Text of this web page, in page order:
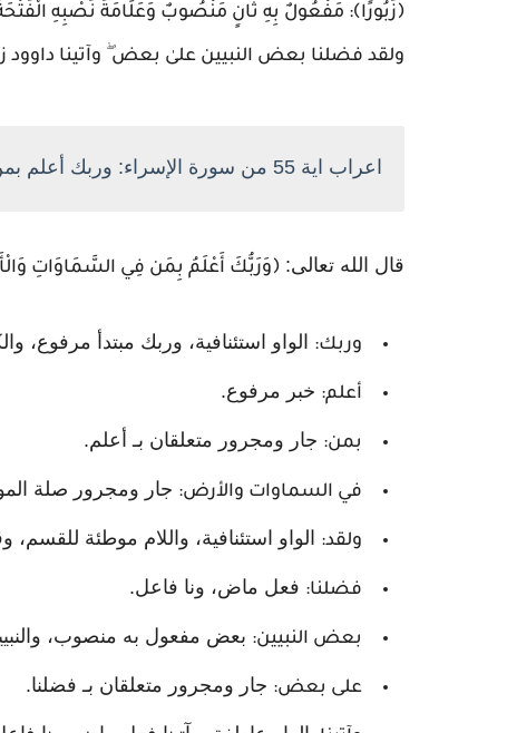
﴿زَبُورًا﴾: مَفْعُولٌ بِهِ ثَانٍ مَنْصُوبٌ وَعَلَامَةُ نَصْبِهِ
ولقد فضلنا بعض النبيين علىٰ بعض ۖ وآتينا داوود زبورا (55) سورة
اعراب اية 55 من سورة الإسراء: وربك أعلم بمن في السماوات والأرض - اعراب مختصر
قال الله تعالى: ﴿وَرَبُّكَ أَعْلَمُ بِمَن فِي السَّمَاوَاتِ
وربك: الواو استئنافية، وربك مبتدأ مرفوع،
أعلم: خبر مرفوع.
بمن: جار ومجرور متعلقان بـ أعلم.
في السماوات والأرض: جار ومجرور صلة
ولقد: الواو استئنافية، واللام موطئة
فضلنا: فعل ماض، ونا فاعل.
بعض النبيين: بعض مفعول به منصوب،
على بعض: جار ومجرور متعلقان بـ فضلنا.